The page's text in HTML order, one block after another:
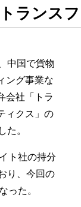
ランス
中国で貨物
ング事業な
会社「トラ
ィクス」の
。
ト社の持分
り、今回の
った。